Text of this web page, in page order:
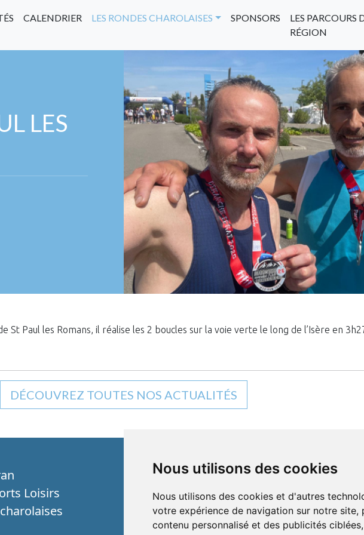
Nous utilisons des cookies
Nous utilisons des cookies et d'autres
votre expérience de navigation sur notre site,
contenu personnalisé et des publicités
CALENDRIER LES RONDES CHAROLAISES SPONSORS
LES PARCOURS
RÉGION
LES
Paul les Romans, il réalise les 2 boucles sur la voie verte le long de l’Isère en
DÉCOUVREZ TOUTES NOS ACTUALITÉS
Loisirs
formulaire
téléphone
e-mail